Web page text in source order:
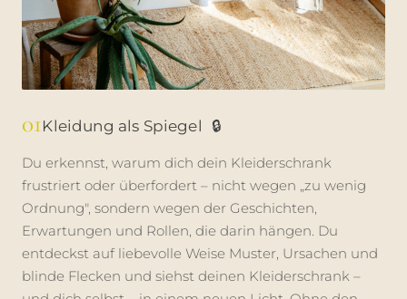
01Kleidung als Spiegel 🔒
Du erkennst, warum dich dein Kleiderschrank
frustriert oder überfordert – nicht wegen „zu wenig
Ordnung", sondern wegen der Geschichten,
Erwartungen und Rollen, die darin hängen. Du
entdeckst auf liebevolle Weise Muster, Ursachen und
blinde Flecken und siehst deinen Kleiderschrank –